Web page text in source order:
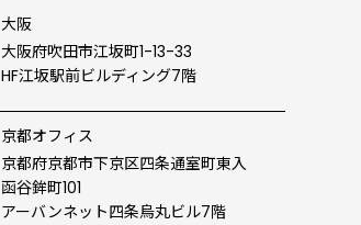
大阪
大阪府吹田市江坂町1-13-33
HF江坂駅前ビルディング7階
京都オフィス
京都府京都市下京区四条通室町東入
函谷鉾町101
アーバンネット四条烏丸ビル7階